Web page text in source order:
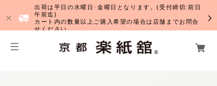
出荷は平日の水曜日･金曜日となります。(受付締切:前日
午前迄)
カート内の数量以上ご購入希望の場合は店舗までお問合
せください。